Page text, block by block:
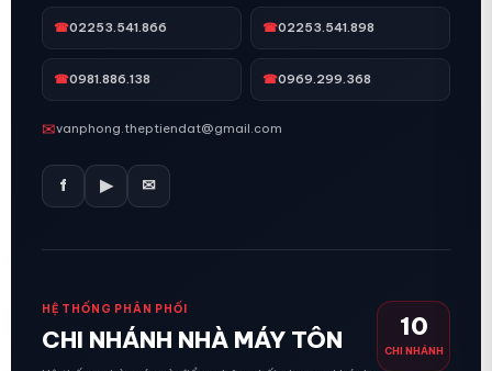
☎02253.541.866 ☎02253.541.898
☎0981.886.138 ☎0969.299.368
✉vanphong.theptiendat@gmail.com
f ▶ ✉
HỆ THỐNG PHÂN PHỐI
CHI NHÁNH NHÀ MÁY TÔN 10
CHI NHÁNH